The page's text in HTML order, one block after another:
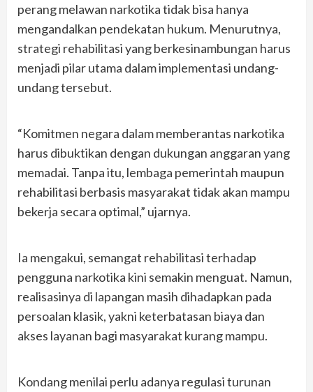
perang melawan narkotika tidak bisa hanya
mengandalkan pendekatan hukum. Menurutnya,
strategi rehabilitasi yang berkesinambungan harus
menjadi pilar utama dalam implementasi undang-
undang tersebut.
“Komitmen negara dalam memberantas narkotika
harus dibuktikan dengan dukungan anggaran yang
memadai. Tanpa itu, lembaga pemerintah maupun
rehabilitasi berbasis masyarakat tidak akan mampu
bekerja secara optimal,” ujarnya.
Ia mengakui, semangat rehabilitasi terhadap
pengguna narkotika kini semakin menguat. Namun,
realisasinya di lapangan masih dihadapkan pada
persoalan klasik, yakni keterbatasan biaya dan
akses layanan bagi masyarakat kurang mampu.
Kondang menilai perlu adanya regulasi turunan